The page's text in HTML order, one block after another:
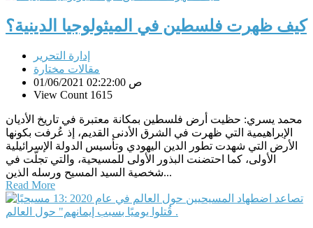
كيف ظهرت فلسطين في الميثولوجيا الدينية؟
إدارة التحرير
مقالات مختارة
01/06/2021 02:22:00 ص
View Count 1615
محمد يسري: حظيت أرض فلسطين بمكانة معتبرة في تاريخ الأديان
الإبراهيمية التي ظهرت في الشرق الأدنى القديم، إذ عُرفت بكونها
الأرض التي شهدت تطور الدين اليهودي وتأسيس الدولة الإسرائيلية
الأولى، كما احتضنت البذور الأولى للمسيحية، والتي تجلّت في
شخصية السيد المسيح ورسله الذين...
Read More